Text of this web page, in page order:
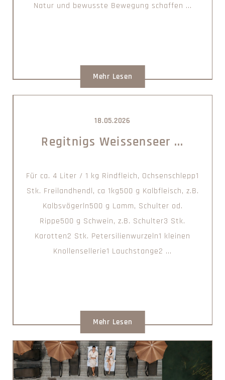
Natur und bewusste Bewegung schaffen ...
Mehr Lesen
18.05.2026
Regitnigs Weissenseer ...
Für ca. 4 Liter / 1 kg Rindfleich, Ochsenschlepp1
Stk. Freilandhendl, ca 1kg500 g Kalbfleisch, z.B.
Kalbsvögerln500 g Lamm, Schulter od.
Rippe500 g Schwein, z.B. Schulter3 Stk.
Karotten2 Stk. Petersilienwurzeln1 kleinen
Knollensellerie1 Lauchstange2 ...
Mehr Lesen